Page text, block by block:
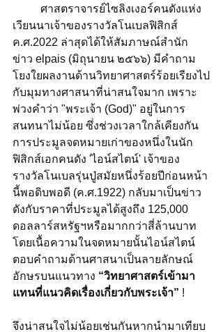
เวียนนาเจ้าของรางวัลโนเบลฟิสิกส์
ค.ศ.2022 ล่าสุดได้ให้สัมภาษณ์สำนัก
ข่าว elpais (มิถุนายน ๒๕๖๖) มีคำถาม
โยงใยผลงานด้านวิทยาศาสตร์ร้อยเรียงไป
กับมุมทางศาสนาที่น่าสนใจมาก เพราะ
พ่วงคำว่า "พระเจ้า (God)" อยู่ในการ
สนทนาไม่น้อย ซึ่งช่วงเวลาใกล้เคียงกัน
การประมูลจดหมายเก่าของหนึ่งในนัก
ฟิสิกส์เอกคนดัง 'ไอน์สไตน์' เจ้าของ
รางวัลโนเบลรุ่นปู่สมัยหนึ่งร้อยปีก่อนหน้า
นี้พอดิบพอดี (ค.ศ.1922) กลับมาเป็นข่าว
ดังกับราคาที่ประมูลได้สูงถึง 125,000
ดอลลาร์สหรัฐฯหรือมากกว่าสี่ล้านบาท
โดยเนื้อความในจดหมายนั้นไอน์สไตน์
ตอบคำถามด้านศาสนาเป็นลายลักษณ์
อักษรบนแนวทาง “วิทยาศาสตร์เข้ามา
แทนที่แนวคิดเรื่องเกี่ยวกับพระเจ้า” !
จึงน่าสนใจไม่น้อยเช่นกันหากนำมาเทียบ